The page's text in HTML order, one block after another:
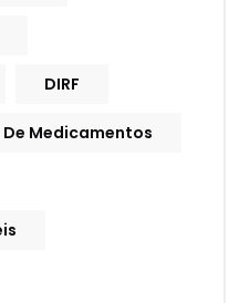
DIRF
Medicamentos